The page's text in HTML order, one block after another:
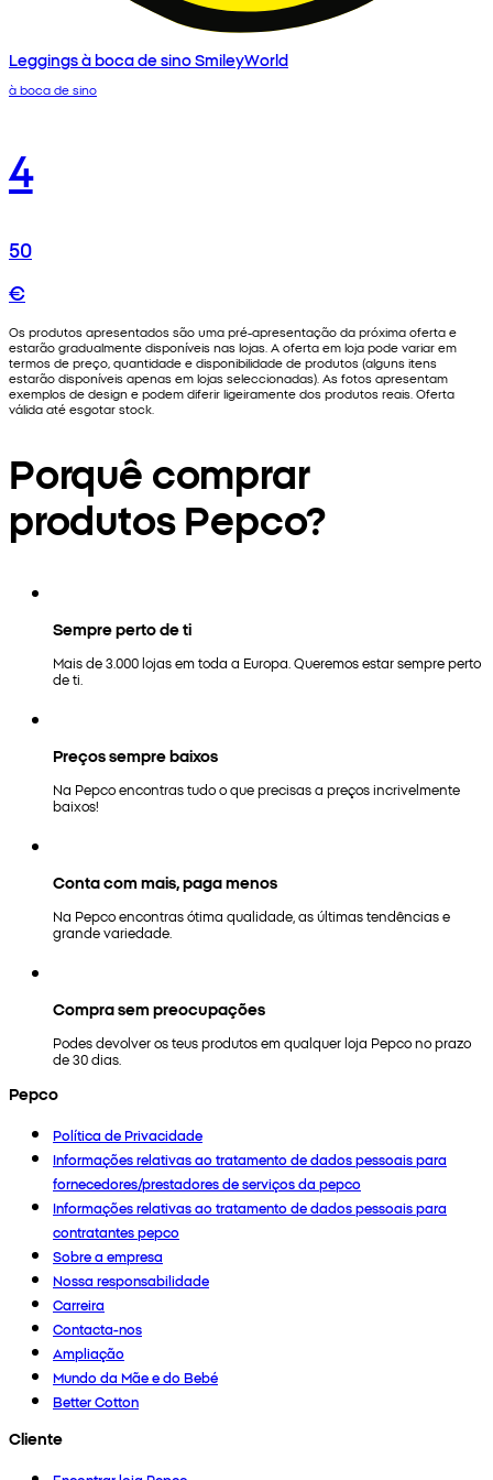
Leggings à boca de sino SmileyWorld
à boca de sino
4
50
€
Os produtos apresentados são uma pré-apresentação da próxima oferta e
estarão gradualmente disponíveis nas lojas. A oferta em loja pode variar em
termos de preço, quantidade e disponibilidade de produtos (alguns itens
estarão disponíveis apenas em lojas seleccionadas). As fotos apresentam
exemplos de design e podem diferir ligeiramente dos produtos reais. Oferta
válida até esgotar stock.
Porquê comprar
produtos Pepco?
Sempre perto de ti
Mais de 3.000 lojas em toda a Europa. Queremos estar sempre perto
de ti.
Preços sempre baixos
Na Pepco encontras tudo o que precisas a preços incrivelmente
baixos!
Conta com mais, paga menos
Na Pepco encontras ótima qualidade, as últimas tendências e
grande variedade.
Compra sem preocupações
Podes devolver os teus produtos em qualquer loja Pepco no prazo
de 30 dias.
Pepco
Política de Privacidade
Informações relativas ao tratamento de dados pessoais para
fornecedores/prestadores de serviços da pepco
Informações relativas ao tratamento de dados pessoais para
contratantes pepco
Sobre a empresa
Nossa responsabilidade
Carreira
Contacta-nos
Ampliação
Mundo da Mãe e do Bebé
Better Cotton
Cliente